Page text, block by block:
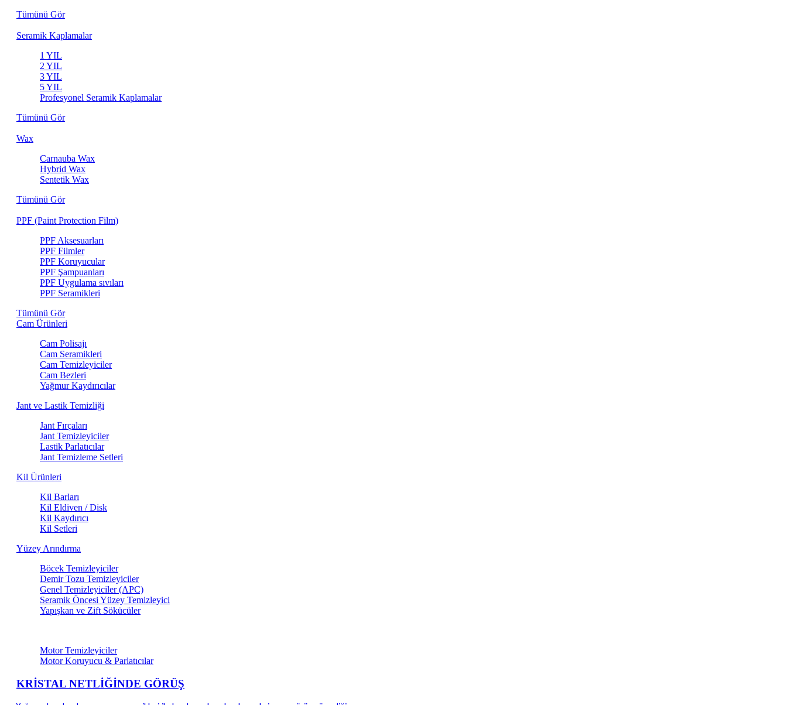
Tümünü Gör
Seramik Kaplamalar
1 YIL
2 YIL
3 YIL
5 YIL
Profesyonel Seramik Kaplamalar
Tümünü Gör
Wax
Carnauba Wax
Hybrid Wax
Sentetik Wax
Tümünü Gör
PPF (Paint Protection Film)
PPF Aksesuarları
PPF Filmler
PPF Koruyucular
PPF Şampuanları
PPF Uygulama sıvıları
PPF Seramikleri
Tümünü Gör
Cam Ürünleri
Cam Polisajı
Cam Seramikleri
Cam Temizleyiciler
Cam Bezleri
Yağmur Kaydırıcılar
Jant ve Lastik Temizliği
Jant Fırçaları
Jant Temizleyiciler
Lastik Parlatıcılar
Jant Temizleme Setleri
Kil Ürünleri
Kil Barları
Kil Eldiven / Disk
Kil Kaydırıcı
Kil Setleri
Yüzey Arındırma
Böcek Temizleyiciler
Demir Tozu Temizleyiciler
Genel Temizleyiciler (APC)
Seramik Öncesi Yüzey Temizleyici
Yapışkan ve Zift Sökücüler
Motor Temizleyiciler
Motor Koruyucu & Parlatıcılar
KRİSTAL NETLİĞİNDE GÖRÜŞ